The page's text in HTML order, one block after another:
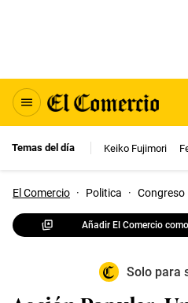
Temas del día Keiko Fujimori
El Comercio · Politica · Congreso
Añadir El Comercio
Solo para